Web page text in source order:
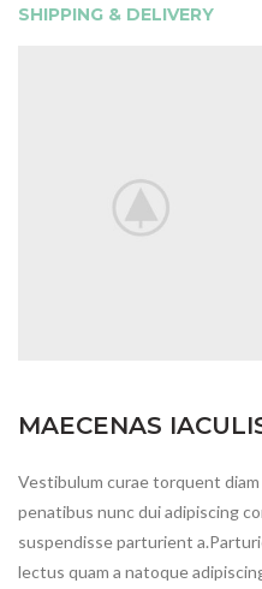
SHIPPING & DELIVERY
MAECENAS
Vestibulum curae torquent
penatibus nunc dui adipiscing
suspendisse parturient
lectus quam a natoque